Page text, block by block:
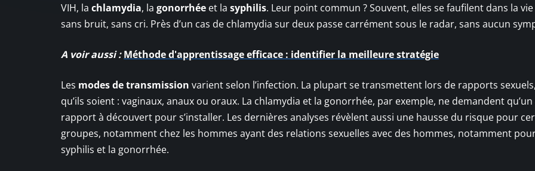
VIH, la chlamydia, la gonorrhée et la syphilis. Leur point commun ? Souvent, elles se faufilent dans la
sans bruit, sans cri. Près d’un cas de chlamydia sur deux passe carrément sous le radar, sans aucun
A voir aussi : Méthode d'apprentissage efficace : identifier la meilleure stratégie
Les modes de transmission varient selon l’infection. La plupart se transmettent lors de rapports
qu’ils soient : vaginaux, anaux ou oraux. La chlamydia et la gonorrhée, par exemple, ne demandent qu’un
rapport à découvert pour s’installer. Les dernières analyses révèlent aussi une hausse du risque pour
groupes, notamment chez les hommes ayant des relations sexuelles avec des hommes, notamment
syphilis et la gonorrhée.